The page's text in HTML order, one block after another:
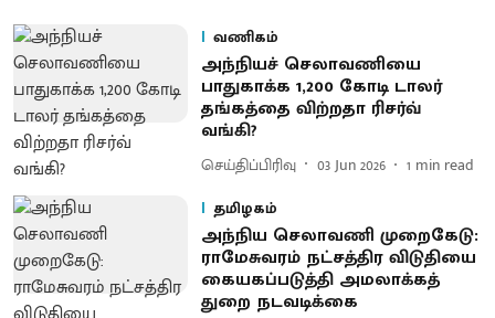
வணிகம்
அந்நியச் செலாவணியை
பாதுகாக்க 1,200 கோடி டாலர்
தங்கத்தை விற்றதா ரிசர்வ்
வங்கி?
செய்திப்பிரிவு 03 Jun 2026 1 min read
தமிழகம்
அந்நிய செலாவணி முறைகேடு:
ராமேசுவரம் நட்சத்திர விடுதியை
கையகப்படுத்தி அமலாக்கத்
துறை நடவடிக்கை